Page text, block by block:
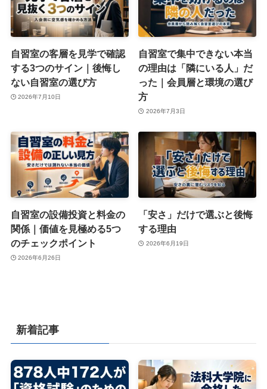
自習室の客層を見学で確認
する3つのサイン｜後悔し
ない自習室の選び方
2026年7月10日
自習室で集中できない本当
の理由は「隣にいる人」だ
った｜会員層と環境の選び
方
2026年7月3日
自習室の設備投資と料金の
関係｜価値を見極める5つ
のチェックポイント
2026年6月26日
「安さ」だけで選ぶと後悔
する理由
2026年6月19日
新着記事